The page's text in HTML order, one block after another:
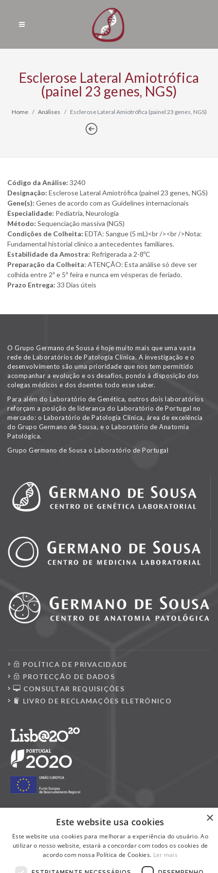
Esclerose Lateral Amiotrófica
(painel 23 genes, NGS)
Home Análises Esclerose Lateral Amiotrófica (painel 23 genes, NGS)
Código da Análise: 3240
Designação: Esclerose Lateral Amiotrófica (painel 23 genes, NGS)
Gene(s): Genes de acordo com as Guidelines internacionais
Especialidade: Pediatria, Neurologia
Método: Sequenciação massiva (NGS)
Condições de Colheita: EDTA: Sangue (5 mL)<br /><br />Nota:
Fundamental historial clínico a antecedentes familiares.
Estabilidade da Amostra: Refrigerada a 2-8ºC
Preparação da Colheita: ATENÇÃO: Esta análise só deve ser
colhida entre 2ª e 5ª feira e nunca em vésperas de feriado.
Prazo Entrega: 33 Dias úteis
O Grupo Germano de Sousa é hoje muito mais que uma vasta
rede de Laboratórios de Patologia Clínica. A investigação e o
desenvolvimento são uma prioridade que nos tem permitido
acompanhar a evolução e os desafios, pondo à disposição dos
colegas médicos e dos doentes todo esse saber.
Para além do Laboratório de Genética, outros dois laboratórios
reforçam a posição de liderança do Laboratório de Portugal no
mercado: o Laboratório de Patologia Clínica, área de excelência
do Grupo Germano de Sousa, e o Laboratório de Anatomia
Patológica.
Grupo Germano de Sousa o Laboratório de Portugal
POLÍTICA DE PRIVACIDADE
PROTECÇÃO DE DADOS
CONSULTAR REQUISIÇÕES
LIVRO DE RECLAMAÇÕES ELETRÓNICO
×
Este website usa cookies
Este website usa cookies para melhorar a experiência do usuário. Ao
utilizar o nosso website, estará a concordar com todos os cookies de
acordo com nossa Política de Cookies. Ler mais